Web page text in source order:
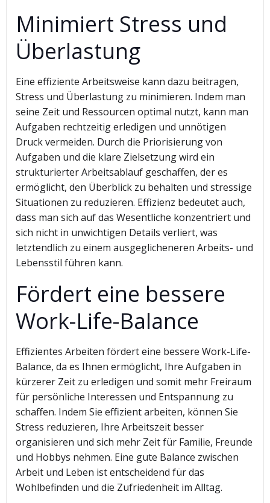
Minimiert Stress und
Überlastung
Eine effiziente Arbeitsweise kann dazu beitragen,
Stress und Überlastung zu minimieren. Indem man
seine Zeit und Ressourcen optimal nutzt, kann man
Aufgaben rechtzeitig erledigen und unnötigen
Druck vermeiden. Durch die Priorisierung von
Aufgaben und die klare Zielsetzung wird ein
strukturierter Arbeitsablauf geschaffen, der es
ermöglicht, den Überblick zu behalten und stressige
Situationen zu reduzieren. Effizienz bedeutet auch,
dass man sich auf das Wesentliche konzentriert und
sich nicht in unwichtigen Details verliert, was
letztendlich zu einem ausgeglicheneren Arbeits- und
Lebensstil führen kann.
Fördert eine bessere
Work-Life-Balance
Effizientes Arbeiten fördert eine bessere Work-Life-
Balance, da es Ihnen ermöglicht, Ihre Aufgaben in
kürzerer Zeit zu erledigen und somit mehr Freiraum
für persönliche Interessen und Entspannung zu
schaffen. Indem Sie effizient arbeiten, können Sie
Stress reduzieren, Ihre Arbeitszeit besser
organisieren und sich mehr Zeit für Familie, Freunde
und Hobbys nehmen. Eine gute Balance zwischen
Arbeit und Leben ist entscheidend für das
Wohlbefinden und die Zufriedenheit im Alltag.